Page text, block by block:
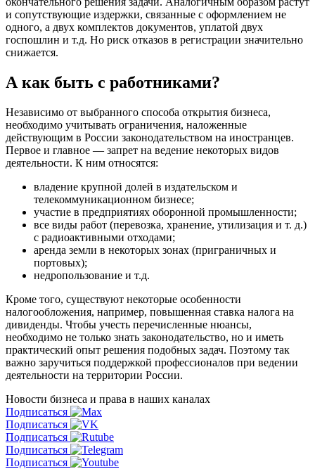
и сопутствующие издержки, связанные с оформлением не
одного, а двух комплектов документов, уплатой двух
госпошлин и т.д. Но риск отказов в регистрации значительно
снижается.
А как быть с работниками?
Независимо от выбранного способа открытия бизнеса,
необходимо учитывать ограничения, наложенные
действующим в России законодательством на иностранцев.
Первое и главное — запрет на ведение некоторых видов
деятельности. К ним относятся:
владение крупной долей в издательском и
телекоммуникационном бизнесе;
участие в предприятиях оборонной промышленности;
все виды работ (перевозка, хранение, утилизация и т. д.)
с радиоактивными отходами;
аренда земли в некоторых зонах (приграничных и
портовых);
недропользование и т.д.
Кроме того, существуют некоторые особенности
налогообложения, например, повышенная ставка налога на
дивиденды. Чтобы учесть перечисленные нюансы,
необходимо не только знать законодательство, но и иметь
практический опыт решения подобных задач. Поэтому так
важно заручиться поддержкой профессионалов при ведении
деятельности на территории России.
Новости бизнеса и права в наших каналах
Подписаться
Подписаться
Подписаться
Подписаться
Подписаться